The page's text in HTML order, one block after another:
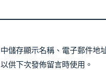
中儲存顯示名稱、電子郵件地
以供下次發佈留言時使用。